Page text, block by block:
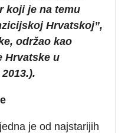
koji je na temu
Hrvatskoj”,
održao kao
Hrvatske u
je od najstarijih